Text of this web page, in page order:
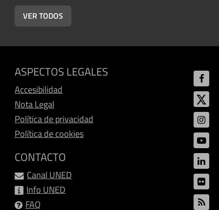
VER TODOS
ASPECTOS LEGALES
Accesibilidad
Nota Legal
Política de privacidad
Política de cookies
CONTACTO
Canal UNED
Info UNED
FAQ